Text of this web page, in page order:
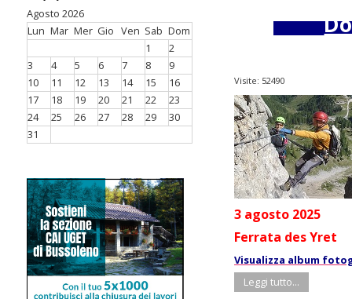
Agosto 2026
Lun Mar Mer Gio Ven Sab Dom
1
2
3
4 5 6 7 8
9
10
11 12 13 14 15
16
17
18 19 20 21 22
23
24
25 26 27 28 29
30
31
Visite: 52490
3 agosto 2025
Ferrata des Yret
Visualizza album
Leggi tutto...